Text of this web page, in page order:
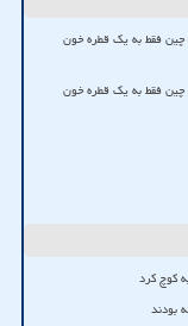
چین فقط به یک قطره خون
چین فقط به یک قطره خون
کوچ کرد
بودند